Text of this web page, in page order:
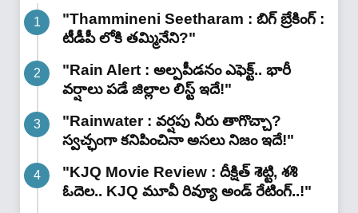
"Thammineni Seetharam : బిగ్ బ్రేకింగ్ :
టీడీపీ లోకి తమ్మినేని?"
"Rain Alert : అల్పపీడనం ఎఫెక్ట్.. భారీ
వర్షాలు పడే జిల్లాల లిస్ట్ ఇదే!"
"Rainwater : వర్షపు నీరు తాగొచ్చా?
స్వచ్ఛంగా కనిపించినా అసలు నిజం ఇదే!"
"KJQ Movie Review : దీక్షిత్ శెట్టి, శశి
ఓదెల.. KJQ మూవీ రివ్యూ అండ్ రేటింగ్‌..!"